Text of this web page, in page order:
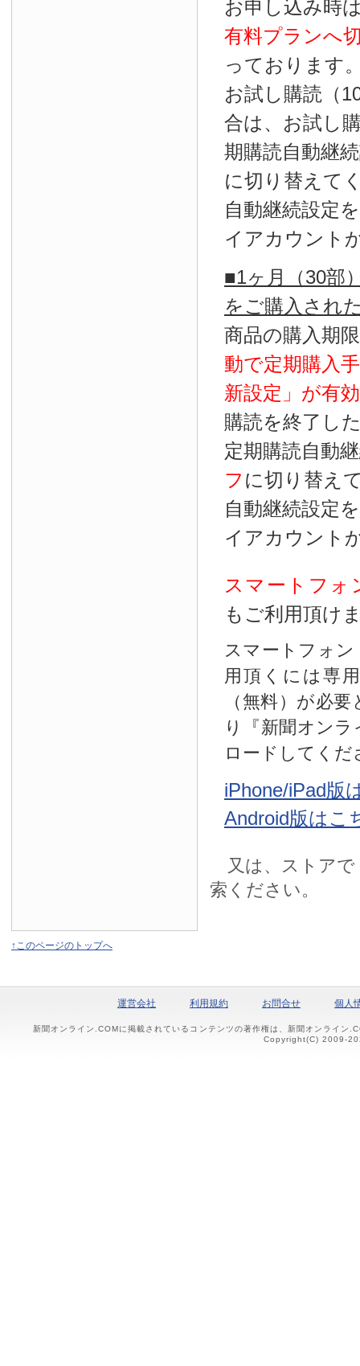
お申し込み時
有料プランへ
っております
お試し購読（
合は、お試し
期購読自動継
に切り替えて
自動継続設定
イアカウント
■1ヶ月（30部
をご購入され
商品の購入期
動で定期購入
新設定」が有効
購読を終了し
定期購読自動
フ に切り替え
自動継続設定
イアカウント
スマートフォ
もご利用頂け
スマートフォ
用頂くには専
（無料）が必
り『新聞オン
ロードしてくだ
iPhone/iPad版
Android版はこ
又は、ストアで
索ください。
↑このページのトップへ
運営会社 利用規約 お問合せ 個人
新聞オンライン.COMに掲載されているコンテンツの著作権は、新聞オンライン
Copyright(C) 2009-